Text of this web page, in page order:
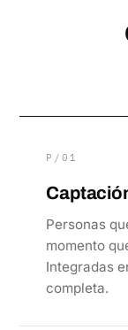
P/01
Personas
momento
Integradas
completa.